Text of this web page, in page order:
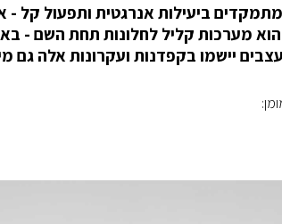
ביעילות אנרגטית ותפעול קל
מערכות קליל לחלונות תחת השם -
יישמו בקפדנות ועקרונות אלה גם